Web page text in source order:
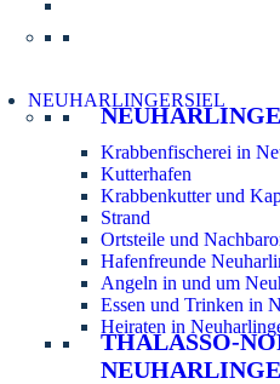
NEUHARLINGERSIEL
Krabbenfischerei in
Kutterhafen
Krabbenkutter und
Strand
Ortsteile und
Hafenfreunde
Angeln in und um
Essen und Trinken in
Heiraten in
THALASSO-